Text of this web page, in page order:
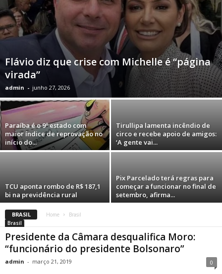
Flávio diz que crise com Michelle é “página
virada”
admin - junho 27, 2026
Paraíba é o 9º estado com
maior índice de reprovação no
início do...
Tirullipa lamenta incêndio de
circo e recebe apoio de amigos:
‘A gente vai...
TCU aponta rombo de R$ 187,1
bi na previdência rural
Pix Parcelado terá regras para
começar a funcionar no final de
setembro, afirma...
BRASIL Home
Brasil
Brasil
Presidente da Câmara desqualifica Moro:
“funcionário do presidente Bolsonaro”
admin - março 21, 2019 0